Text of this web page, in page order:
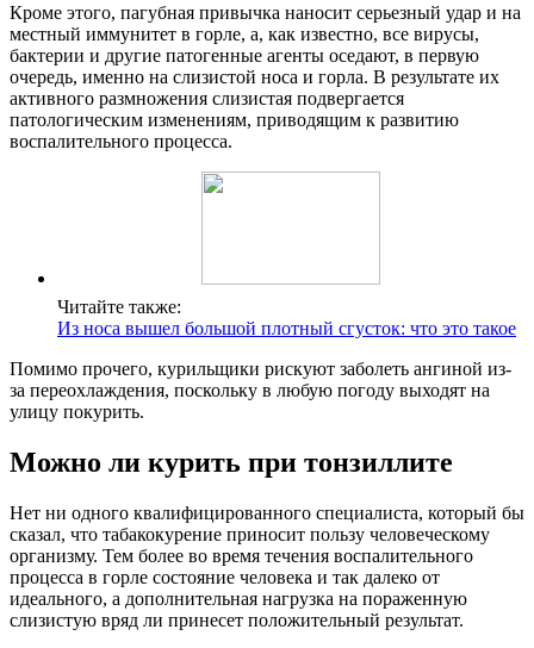
Кроме этого, пагубная привычка наносит серьезный удар и на
местный иммунитет в горле, а, как известно, все вирусы,
бактерии и другие патогенные агенты оседают, в первую
очередь, именно на слизистой носа и горла. В результате их
активного размножения слизистая подвергается
патологическим изменениям, приводящим к развитию
воспалительного процесса.
Читайте также:
Из носа вышел большой плотный сгусток: что это такое
Помимо прочего, курильщики рискуют заболеть ангиной из-
за переохлаждения, поскольку в любую погоду выходят на
улицу покурить.
Можно ли курить при тонзиллите
Нет ни одного квалифицированного специалиста, который бы
сказал, что табакокурение приносит пользу человеческому
организму. Тем более во время течения воспалительного
процесса в горле состояние человека и так далеко от
идеального, а дополнительная нагрузка на пораженную
слизистую вряд ли принесет положительный результат.